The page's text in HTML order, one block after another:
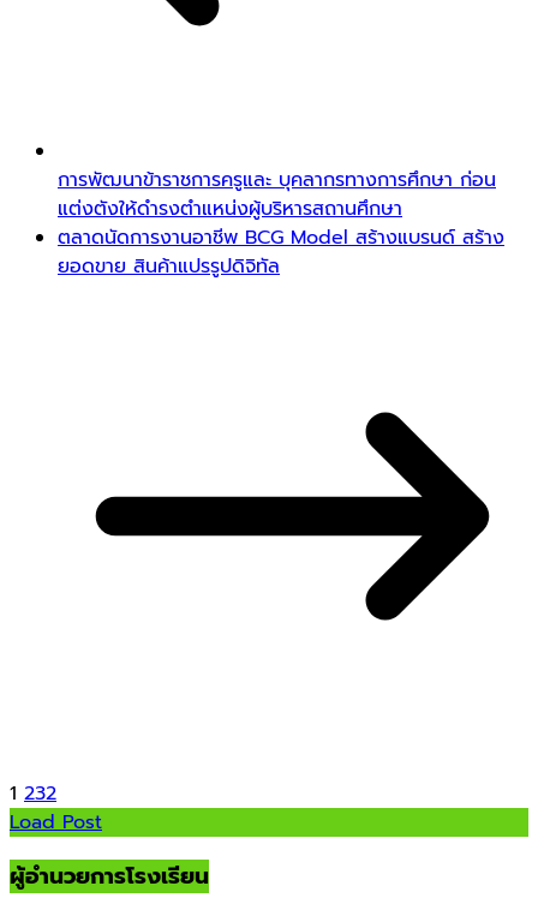
การพัฒนาข้าราชการครูและ บุคลากรทางการศึกษา ก่อน
แต่งตังให้ดำรงตำแหน่งผู้บริหารสถานศึกษา
ตลาดนัดการงานอาชีพ BCG Model สร้างแบรนด์ สร้าง
ยอดขาย สินค้าแปรรูปดิจิทัล
1 232
Load Post
ผู้อำนวยการโรงเรียน